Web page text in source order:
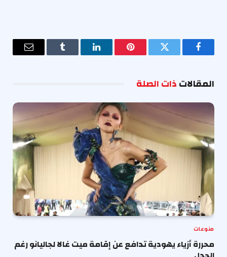
فيسبوك تويتر بينتيريستلينكدإن Tumblr
البريد
المقالاتذات الصلة
منوعات
محررة أزياء يهودية تدافع عن إقامة ميت غالا لجاليانو رغم